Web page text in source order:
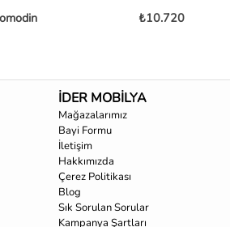
₺10.720
İDER MOBİLYA
Mağazalarımız
Bayi Formu
İletişim
Hakkımızda
Çerez Politikası
Blog
Sık Sorulan Sorular
Kampanya Şartları